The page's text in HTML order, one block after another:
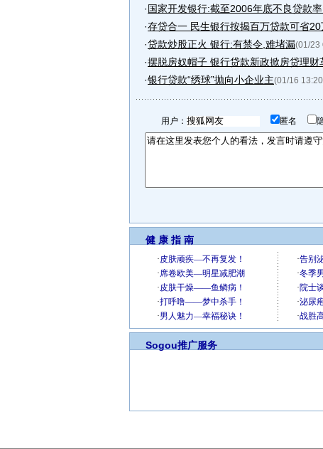
·国家开发银行:截至2006年底不良贷款率
·存贷合一 民生银行按揭百万贷款可省20
·贷款炒股正火 银行:有禁令,难堵漏(01/23
·摆脱房奴帽子 银行贷款新政掀房贷理财
·银行贷款“绣球”抛向小企业主(01/16
用户： 匿名
健 康 指 南
Sogou推广服务